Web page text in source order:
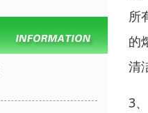
所
的
清
3